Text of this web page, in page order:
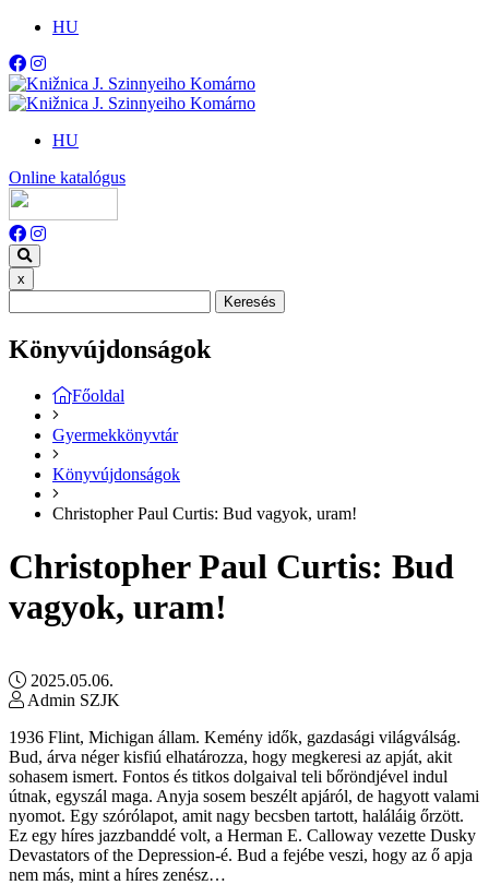
HU
HU
Online katalógus
x
Keresés
Könyvújdonságok
Főoldal
Gyermekkönyvtár
Könyvújdonságok
Christopher Paul Curtis: Bud ​vagyok, uram!
Christopher Paul Curtis: Bud ​
vagyok, uram!
2025.05.06.
Admin SZJK
1936 Flint, Michigan állam. Kemény idők, gazdasági világválság.
Bud, árva néger kisfiú elhatározza, hogy megkeresi az apját, akit
sohasem ismert. Fontos és titkos dolgaival teli bőröndjével indul
útnak, egyszál maga. Anyja sosem beszélt apjáról, de hagyott valami
nyomot. Egy szórólapot, amit nagy becsben tartott, haláláig őrzött.
Ez egy híres jazzbanddé volt, a Herman E. Calloway vezette Dusky
Devastators of the Depression-é. Bud a fejébe veszi, hogy az ő apja
nem más, mint a híres zenész…